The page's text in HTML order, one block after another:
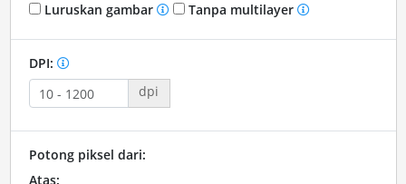
Luruskan gambar
Tanpa multilayer
DPI:
dpi
Potong piksel dari:
Atas: